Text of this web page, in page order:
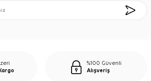
%100 Güvenli
Alışveriş